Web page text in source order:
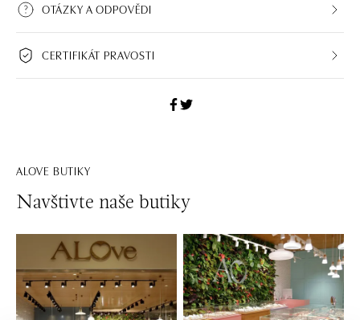
OTÁZKY A ODPOVĚDI
CERTIFIKÁT PRAVOSTI
ALOVE BUTIKY
Navštivte naše butiky